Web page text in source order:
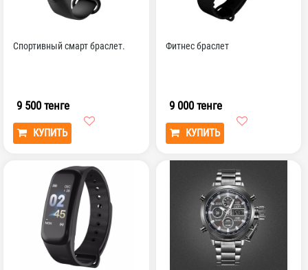
Спортивный смарт браслет.
9 500 тенге
КУПИТЬ
Фитнес браслет
9 000 тенге
КУПИТЬ